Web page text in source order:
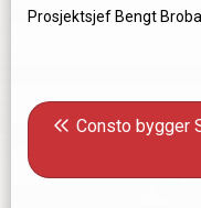
Prosjektsjef Bengt
Innleggsnavigasjon
Forrige
Consto bygger